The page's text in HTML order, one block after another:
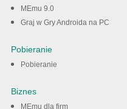
MEmu 9.0
Graj w Gry Androida na PC
Pobieranie
Pobieranie
Biznes
MEmu dla firm